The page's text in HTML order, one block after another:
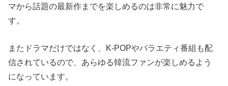
マから話題の最新作までを楽しめるのは非常に魅力で
す。
またドラマだけではなく、K-POPやバラエティ番組も配
信されているので、あらゆる韓流ファンが楽しめるよう
になっています。